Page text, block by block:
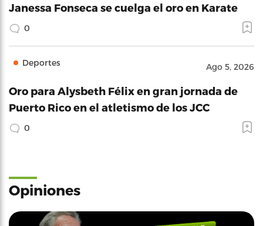
Janessa Fonseca se cuelga el oro en Karate
0
Deportes Ago 5, 2026
Oro para Alysbeth Félix en gran jornada de
Puerto Rico en el atletismo de los JCC
0
Opiniones